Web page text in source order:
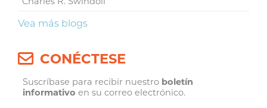
Vea más blogs
CONÉCTESE
Suscríbase para recibir nuestro boletín
informativo en su correo electrónico.